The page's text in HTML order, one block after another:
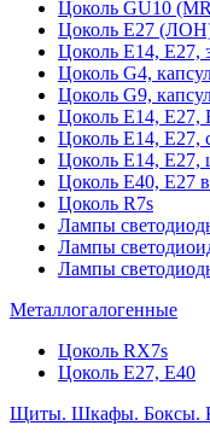
Цоколь GU10
Цоколь Е27
Цоколь Е14, Е27,
Цоколь G4,
Цоколь G9,
Цоколь Е14, Е27,
Цоколь Е14, Е27,
Цоколь Е14, Е27,
Цоколь Е40, Е27
Цоколь R7s
Лампы
Лампы
Лампы
Металлогалогенные
Цоколь RX7s
Цоколь Е27, E40
Щиты. Шкафы. Боксы.